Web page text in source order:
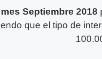
Septiembre 2018
que el tipo de